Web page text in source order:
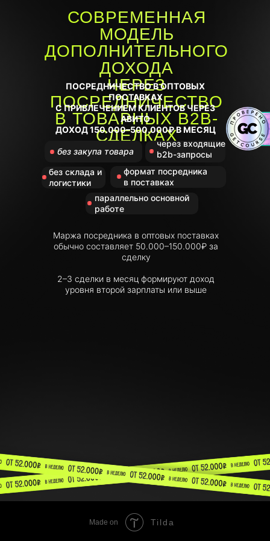
СОВРЕМЕННАЯ
МОДЕЛЬ
ДОПОЛНИТЕЛЬНОГО
ДОХОДА
ЧЕРЕЗ
ПОСРЕДНИЧЕСТВО
В ТОВАРНЫХ B2B-
СДЕЛКАХ
ПОСРЕДНИЧЕСТВО В ОПТОВЫХ
ПОСТАВКАХ
С ПРИВЛЕЧЕНИЕМ КЛИЕНТОВ ЧЕРЕЗ
АВИТО
ДОХОД 150.000–500.000₽ В МЕСЯЦ
Маржа посредника в оптовых поставках
обычно составляет 50.000–150.000₽ за
сделку
2–3 сделки в месяц формируют доход
уровня второй зарплаты или выше
без закупа товара
без склада и
логистики
формат посредника
в поставках
параллельно основной
работе
через входящие
b2b-запросы
Made on Tilda